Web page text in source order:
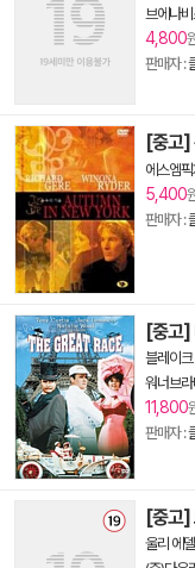
브에나
4,800
판매자 :
[중고
에스엠
5,400
판매자 :
[중고]
블레이
워너브
11,800
판매자 :
[중고]
울리 에델